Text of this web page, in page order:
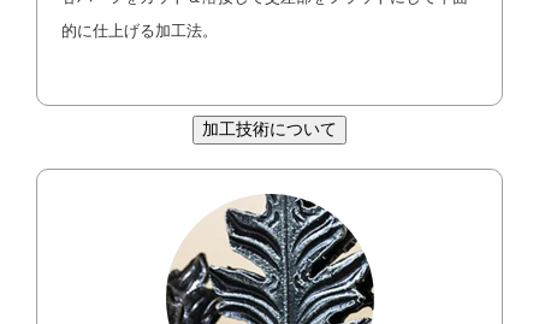
的に仕上げる加工法。
加工技術について